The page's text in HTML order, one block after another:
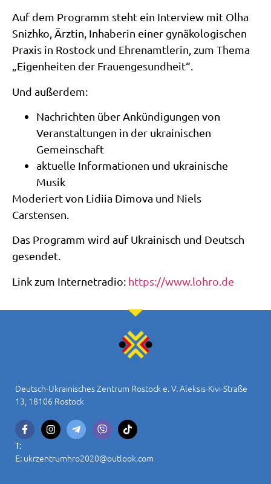
Auf dem Programm steht ein Interview mit Olha
Snizhko, Ärztin, Inhaberin einer gynäkologischen
Praxis in Rostock und Ehrenamtlerin, zum Thema
„Eigenheiten der Frauengesundheit“.
Und außerdem:
Nachrichten über Ankündigungen von
Veranstaltungen in der ukrainischen
Gemeinschaft
aktuelle Informationen und ukrainische
Musik
Moderiert von Lidiia Dimova und Niels
Carstensen.
Das Programm wird auf Ukrainisch und Deutsch
gesendet.
Link zum Internetradio: https://www.lohro.de
Deutsch-Ukrainisches Zentrum Rostock e. V. Aleksis-Kivi-Straße
13, 18106 Rostock
T:
E: ukrzentrumhro2020@outlook.com